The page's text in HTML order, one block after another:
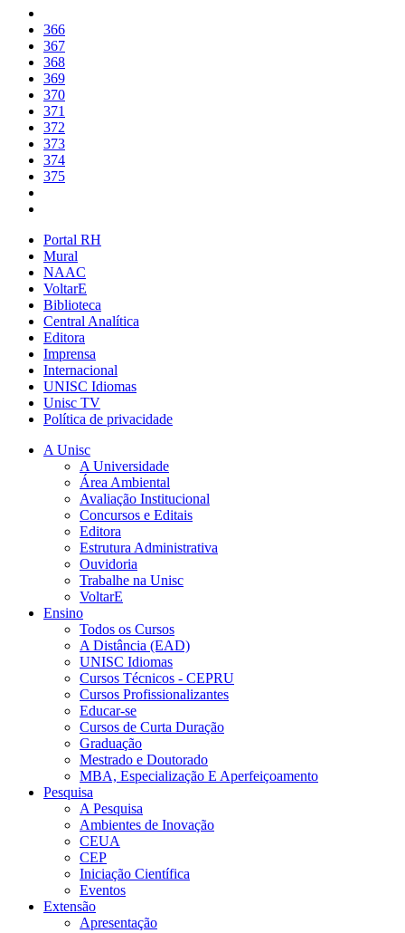
366
367
368
369
370
371
372
373
374
375
Portal RH
Mural
NAAC
VoltarE
Biblioteca
Central Analítica
Editora
Imprensa
Internacional
UNISC Idiomas
Unisc TV
Política de privacidade
A Unisc
A Universidade
Área Ambiental
Avaliação Institucional
Concursos e Editais
Editora
Estrutura Administrativa
Ouvidoria
Trabalhe na Unisc
VoltarE
Ensino
Todos os Cursos
A Distância (EAD)
UNISC Idiomas
Cursos Técnicos - CEPRU
Cursos Profissionalizantes
Educar-se
Cursos de Curta Duração
Graduação
Mestrado e Doutorado
MBA, Especialização E Aperfeiçoamento
Pesquisa
A Pesquisa
Ambientes de Inovação
CEUA
CEP
Iniciação Científica
Eventos
Extensão
Apresentação